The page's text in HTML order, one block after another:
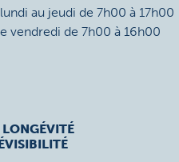
au jeudi de 7h00 à 17h00
vendredi de 7h00 à 16h00